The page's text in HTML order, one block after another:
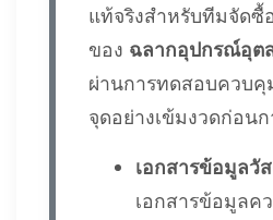
แท้จริงสำหรับทีมจัด
ของ ฉลากอุปกรณ์อุต
ผ่านการทดสอบควบ
จุดอย่างเข้มงวดก่อน
เอกสารข้อมูลวั
เอกสารข้อมูลค